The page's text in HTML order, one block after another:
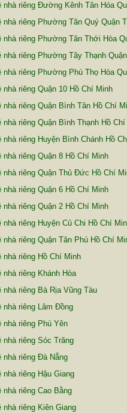
nhà riêng Đường Kênh Tân Hóa
nhà riêng Phường Tân Quý Quận
nhà riêng Phường Tân Thới Hòa
nhà riêng Phường Tây Thạnh
nhà riêng Phường Phú Thọ Hòa
nhà riêng Quận 10 Hồ Chí Minh
nhà riêng Quận Bình Tân Hồ Chí
nhà riêng Quận Bình Thạnh Hồ
nhà riêng Huyện Bình Chánh Hồ
nhà riêng Quận 8 Hồ Chí Minh
nhà riêng Quận Thủ Đức Hồ Chí
nhà riêng Quận 6 Hồ Chí Minh
nhà riêng Quận 2 Hồ Chí Minh
nhà riêng Huyện Củ Chi Hồ Chí
nhà riêng Quận Tân Phú Hồ Chí
nhà riêng Hồ Chí Minh
nhà riêng Khánh Hòa
nhà riêng Bà Rịa Vũng Tàu
nhà riêng Lâm Đồng
nhà riêng Phú Yên
nhà riêng Sóc Trăng
nhà riêng Đà Nẵng
nhà riêng Hậu Giang
nhà riêng Cao Bằng
nhà riêng Kiên Giang